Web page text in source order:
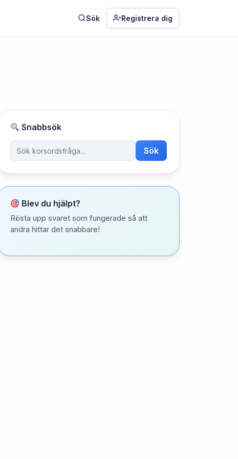
Sök Registrera dig
Snabbsök
Sök
Blev du hjälpt?
Rösta upp svaret som fungerade så att
andra hittar det snabbare!